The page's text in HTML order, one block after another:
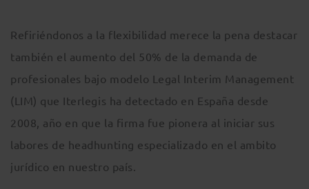
Refiriéndonos a la flexibilidad merece la pena destacar
también el aumento del 50% de la demanda de
profesionales bajo modelo Legal Interim Management
(LIM) que Iterlegis ha detectado en España desde
2008, año en que la firma fue pionera al iniciar sus
labores de headhunting especializado en el ambito
jurídico en nuestro país.